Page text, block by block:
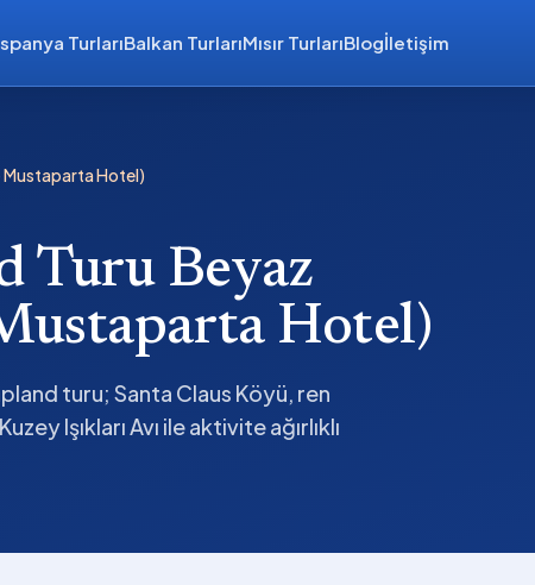
TurlarıBalkan TurlarıMısır TurlarıBlogİletişim
Mustaparta Hotel)
Turu Beyaz
Hotel)
turu; Santa Claus Köyü, ren
Işıkları Avı ile aktivite ağırlıklı